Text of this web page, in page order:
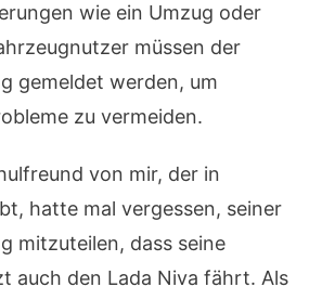
wie ein Umzug oder
müssen der
gemeldet werden, um
zu vermeiden.
von mir, der in
hatte mal vergessen, seiner
mitzuteilen, dass seine
auch den Lada Niva fährt. Als